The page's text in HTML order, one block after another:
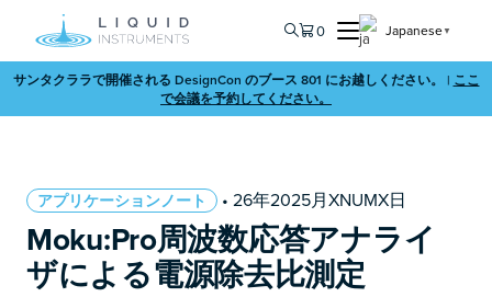
0 Japanese▼
サンタクララで開催される DesignCon のブース 801 にお越しください。 | ここ
で会議を予約してください。
アプリケーションノート • 26年2025月XNUMX日
Moku:Pro周波数応答アナライ
ザによる電源除去比測定